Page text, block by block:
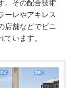
。その配合技術
ーレやアキレス
店舗などでビニ
います。